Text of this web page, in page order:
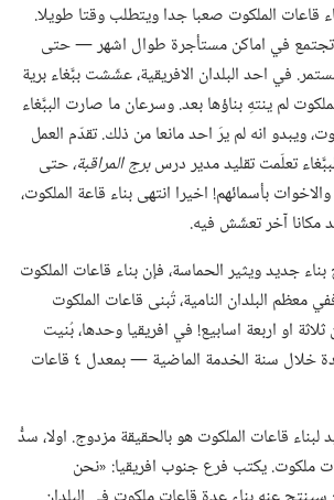
قاعات الملكوت صعبا جدا ويتطلب وقتا طويلا.‏
في اماكن مستأجرة طوال اشهر —‏ حتى
في احد البلدان الافريقية،‏ عشّشت ببَّغاء برية
لم ينتهِ بناؤها بعد.‏ وسرعان ما صارت الببَّغاء
ويبدو انه لم يرَ احد مانعا من ذلك.‏ تقدّم العمل
تعلّمت تقليد مدير درسبرج المراقبة،‏حتى
بأسمائهم!‏ اخيرا انتهى بناء قاعة الملكوت،‏
مكانا آخر تعشّش فيه.‏
بناء جديد ويثير الحماسة،‏ فإن بناء قاعات الملكوت
البلدان النامية،‏ تُبنى قاعات الملكوت
او اربعة اسابيع!‏ في افريقيا وحدها،‏ بُنيت
٠٧٤‏,١ قاعة ملكوت جديدة خلال سنة الخدمة الماضية —‏ بمعدل ٤ قاعات
لبناء قاعات الملكوت هو بالحقيقة مزدوج.‏ اولا،‏ سدُّ
ملكوت.‏ يكتب فرع جنوب افريقيا:‏ «نحن